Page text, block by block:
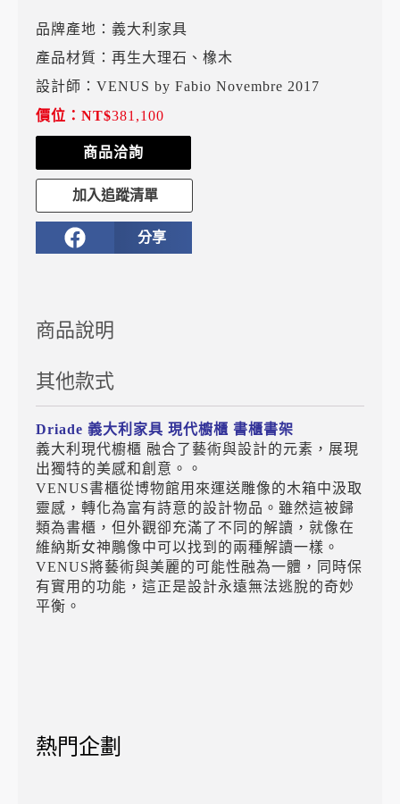
品牌產地：義大利家具
產品材質：再生大理石、橡木
設計師：VENUS by Fabio Novembre 2017
NT$381,100
商品洽詢
加入追蹤清單
分享
商品說明
其他款式
Driade 義大利家具 現代櫥櫃 書櫃書架
義大利現代櫥櫃 融合了藝術與設計的元素，展現
出獨特的美感和創意。。
VENUS書櫃從博物館用來運送雕像的木箱中汲取
靈感，轉化為富有詩意的設計物品。雖然這被歸
類為書櫃，但外觀卻充滿了不同的解讀，就像在
維納斯女神鵰像中可以找到的兩種解讀一樣。
VENUS將藝術與美麗的可能性融為一體，同時保
有實用的功能，這正是設計永遠無法逃脫的奇妙
平衡。
熱門企劃